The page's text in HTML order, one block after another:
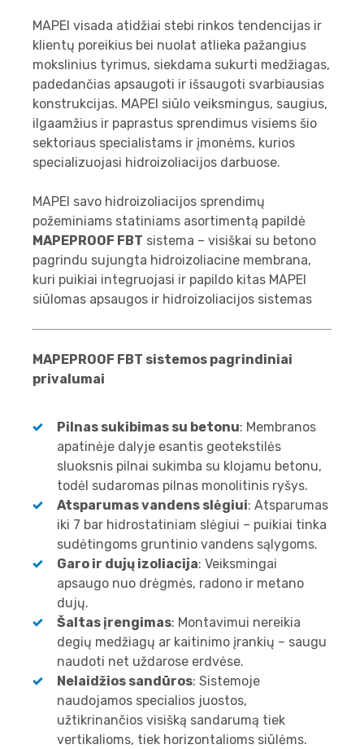
MAPEI visada atidžiai stebi rinkos tendencijas ir
klientų poreikius bei nuolat atlieka pažangius
mokslinius tyrimus, siekdama sukurti medžiagas,
padedančias apsaugoti ir išsaugoti svarbiausias
konstrukcijas. MAPEI siūlo veiksmingus, saugius,
ilgaamžius ir paprastus sprendimus visiems šio
sektoriaus specialistams ir įmonėms, kurios
specializuojasi hidroizoliacijos darbuose.
MAPEI savo hidroizoliacijos sprendimų
požeminiams statiniams asortimentą papildė
MAPEPROOF FBT sistema – visiškai su betono
pagrindu sujungta hidroizoliacine membrana,
kuri puikiai integruojasi ir papildo kitas MAPEI
siūlomas apsaugos ir hidroizoliacijos sistemas
MAPEPROOF FBT sistemos pagrindiniai
privalumai
Pilnas sukibimas su betonu: Membranos
apatinėje dalyje esantis geotekstilės
sluoksnis pilnai sukimba su klojamu betonu,
todėl sudaromas pilnas monolitinis ryšys.
Atsparumas vandens slėgiui: Atsparumas
iki 7 bar hidrostatiniam slėgiui – puikiai tinka
sudėtingoms gruntinio vandens sąlygoms.
Garo ir dujų izoliacija: Veiksmingai
apsaugo nuo drėgmės, radono ir metano
dujų.
Šaltas įrengimas: Montavimui nereikia
degių medžiagų ar kaitinimo įrankių – saugu
naudoti net uždarose erdvėse.
Nelaidžios sandūros: Sistemoje
naudojamos specialios juostos,
užtikrinančios visišką sandarumą tiek
vertikalioms, tiek horizontalioms siūlėms.